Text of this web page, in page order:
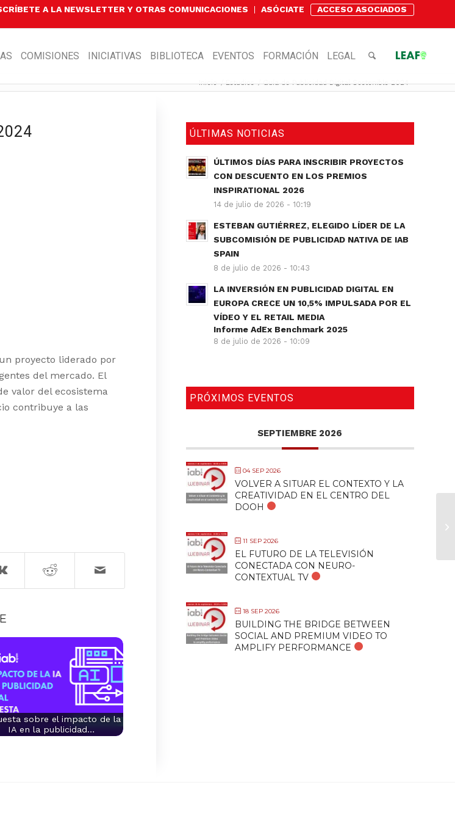
A LA NEWSLETTER Y OTRAS COMUNICACIONES ASÓCIATE
ACCESO ASOCIADOS
COMISIONES INICIATIVAS BIBLIOTECA EVENTOS FORMACIÓN LEGAL
Inicio / Estudios / Guía de Publicidad Digital Sostenible 2024
proyecto liderado por
del mercado. El
valor del ecosistema
contribuye a las
sobre el impacto de la
IA en la publicidad…
ÚLTIMAS NOTICIAS
ÚLTIMOS DÍAS PARA INSCRIBIR PROYECTOS
CON DESCUENTO EN LOS PREMIOS
INSPIRATIONAL 2026
14 de julio de 2026 - 10:19
ESTEBAN GUTIÉRREZ, ELEGIDO LÍDER DE LA
SUBCOMISIÓN DE PUBLICIDAD NATIVA DE IAB
SPAIN
8 de julio de 2026 - 10:43
LA INVERSIÓN EN PUBLICIDAD DIGITAL EN
EUROPA CRECE UN 10,5% IMPULSADA POR EL
VÍDEO Y EL RETAIL MEDIA
Informe AdEx Benchmark 2025
8 de julio de 2026 - 10:09
PRÓXIMOS EVENTOS
SEPTIEMBRE 2026
04 SEP 2026
VOLVER A SITUAR EL CONTEXTO Y LA
CREATIVIDAD EN EL CENTRO DEL
DOOH
11 SEP 2026
EL FUTURO DE LA TELEVISIÓN
CONECTADA CON NEURO-
CONTEXTUAL TV
18 SEP 2026
BUILDING THE BRIDGE BETWEEN
SOCIAL AND PREMIUM VIDEO TO
AMPLIFY PERFORMANCE